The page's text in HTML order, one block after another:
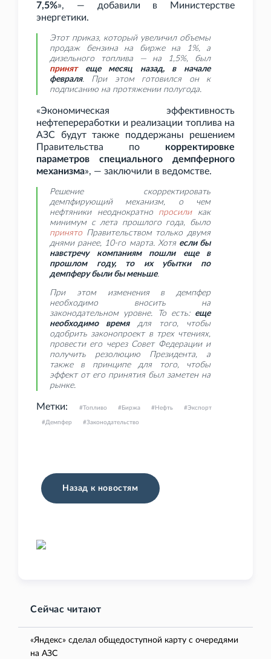
7,5%», — добавили в Министерстве
энергетики.
Этот приказ, который увеличил объемы
продаж бензина на бирже на 1%, а
дизельного топлива — на 1,5%, был
принятеще месяц назад, в начале
февраля. При этом готовился он к
подписанию на протяжении полугода.
«Экономическая эффективность
нефтепереработки и реализации топлива на
АЗС будут также поддержаны решением
Правительства по корректировке
параметров специального демпферного
механизма», — заключили в ведомстве.
Решение скорректировать
демпфирующий механизм, о чем
нефтяники неоднократно просиликак
минимум с лета прошлого года, было
принято Правительством только двумя
днями ранее, 10-го марта. Хотя если бы
навстречу компаниям пошли еще в
прошлом году, то их убытки по
демпферу были бы меньше.
При этом изменения в демпфер
необходимо вносить на
законодательном уровне. То есть: еще
необходимо времядля того, чтобы
одобрить законопроект в трех чтениях,
провести его через Совет Федерации и
получить резолюцию Президента, а
также в принципе для того, чтобы
эффект от его принятия был заметен на
рынке.
Метки: Топливо Биржа Нефть Экспорт
Демпфер Законодательство
Назад к новостям
Сейчас читают
«Яндекс» сделал общедоступной карту с очередями
на АЗС